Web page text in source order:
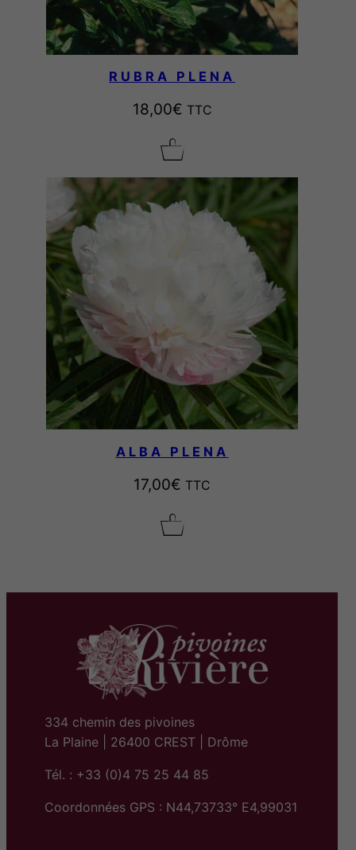
RUBRA PLENA
18,00€ TTC
ALBA PLENA
17,00€ TTC
334 chemin des pivoines
La Plaine | 26400 CREST | Drôme
Tél. : +33 (0)4 75 25 44 85
Coordonnées GPS : N44,73733° E4,99031